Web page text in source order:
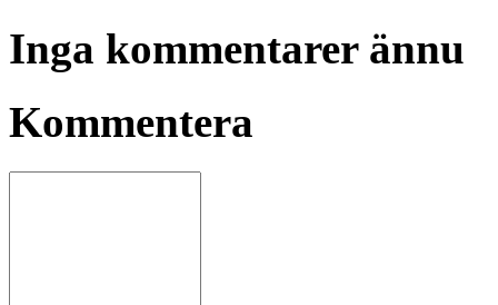
Inga kommentarer ännu
Kommentera